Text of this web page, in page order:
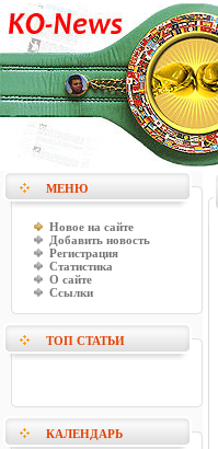
МЕНЮ
Новое на сайте
Добавить новость
Регистрация
Статистика
О сайте
Ссылки
ТОП СТАТЬИ
КАЛЕНДАРЬ